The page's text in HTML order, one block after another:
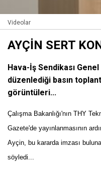
Videolar
AYÇİN SERT
Hava-İş Sendikası
düzenlediği basın
görüntüleri...
Çalışma Bakanlığı'nın THY
Gazete'de yayınlanmasının
Ayçin, bu kararda imzası
söyledi...